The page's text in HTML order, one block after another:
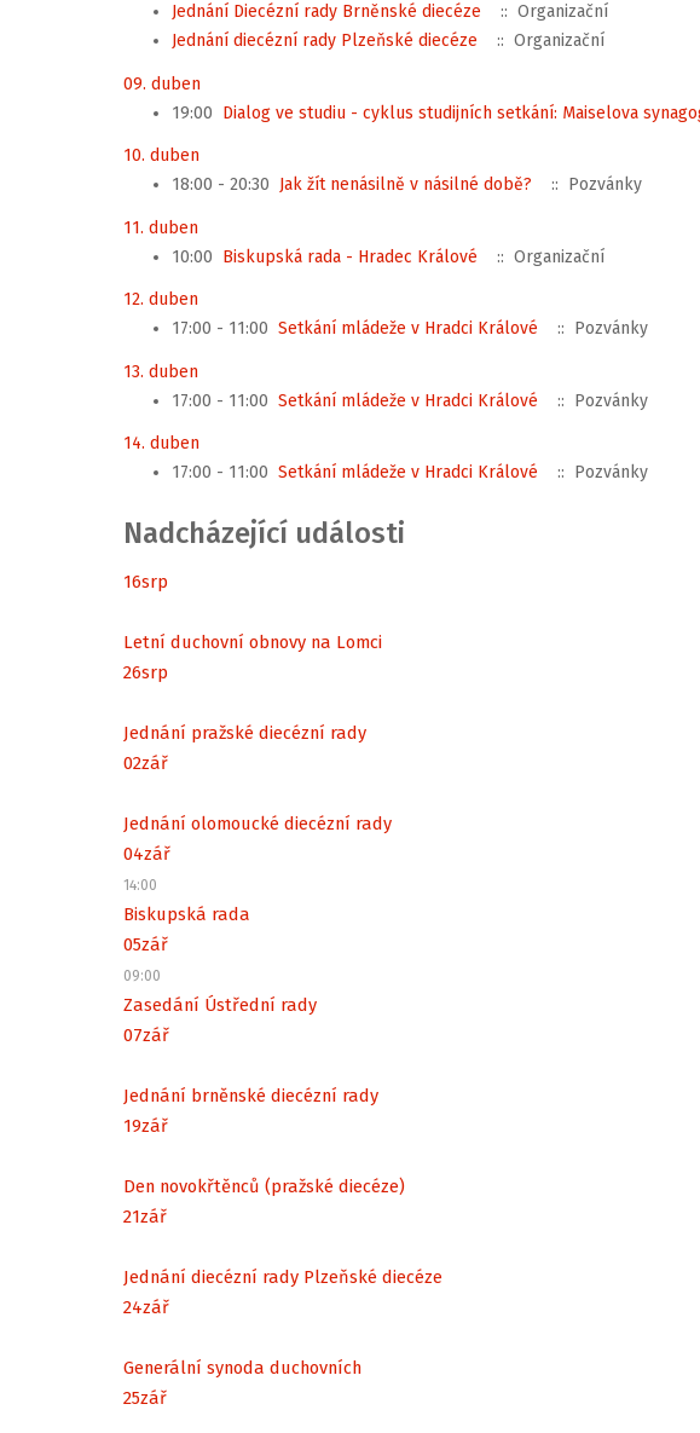
Jednání Diecézní rady Brněnské diecéze
:: Organizační
Jednání diecézní rady Plzeňské diecéze
:: Organizační
09. duben
19:00 Dialog ve studiu - cyklus studijních setkání: Maiselova
10. duben
18:00 - 20:30 Jak žít nenásilně v násilné době? :: Pozvánky
11. duben
10:00 Biskupská rada - Hradec Králové :: Organizační
12. duben
17:00 - 11:00 Setkání mládeže v Hradci Králové :: Pozvánky
13. duben
17:00 - 11:00 Setkání mládeže v Hradci Králové :: Pozvánky
14. duben
17:00 - 11:00 Setkání mládeže v Hradci Králové :: Pozvánky
Nadcházející události
16srp
Letní duchovní obnovy na Lomci
26srp
Jednání pražské diecézní rady
02zář
Jednání olomoucké diecézní rady
04zář
14:00
Biskupská rada
05zář
09:00
Zasedání Ústřední rady
07zář
Jednání brněnské diecézní rady
19zář
Den novokřtěnců (pražské diecéze)
21zář
Jednání diecézní rady Plzeňské diecéze
24zář
Generální synoda duchovních
25zář